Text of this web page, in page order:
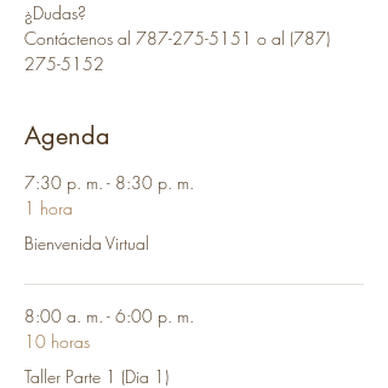
¿Dudas?
Contáctenos al 787-275-5151 o al (787)
275-5152
Agenda
7:30 p. m. - 8:30 p. m.
1 hora
Bienvenida Virtual
8:00 a. m. - 6:00 p. m.
10 horas
Taller Parte 1 (Dia 1)